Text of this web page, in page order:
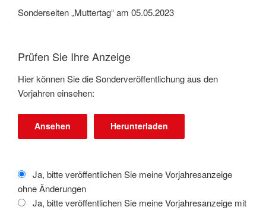
Sonderseiten „Muttertag“ am 05.05.2023
Prüfen Sie Ihre Anzeige
Hier können Sie die Sonderveröffentlichung aus den
Vorjahren einsehen:
Ansehen Herunterladen
Ja, bitte veröffentlichen Sie meine Vorjahresanzeige
ohne Änderungen
Ja, bitte veröffentlichen Sie meine Vorjahresanzeige mit